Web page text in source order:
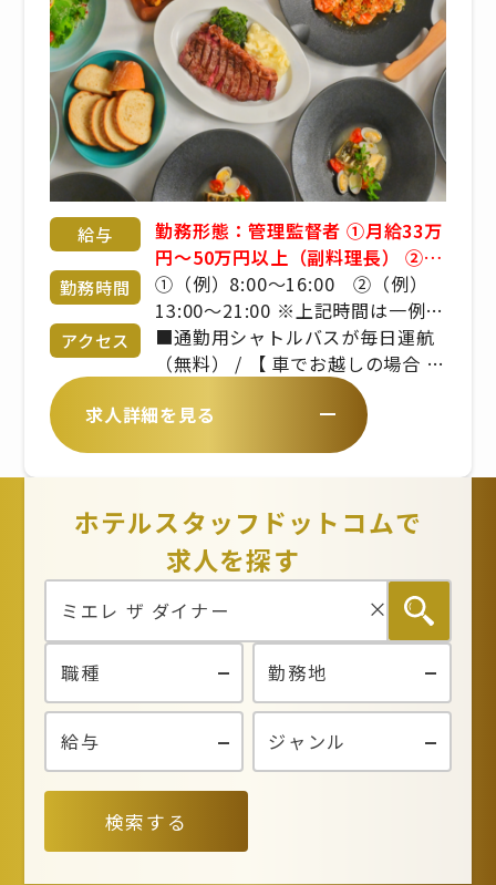
給与
勤務形態：管理監督者 ①月給33万
円～50万円以上（副料理長） ②月
給37.5万円～60万円以上（料理
長） ※料理長、副料理長の場合は
上記想定です。 ただしスキル・御
経験によってご提示額は変動致し
す。 ※詳細は備考欄をご覧くださ
勤務時間
①（例）8:00～16:00 ②（例）
13:00～21:00 ※上記時間は一例。
実働8時間、休憩1時間の勤務形
態。 ※曜日・日数・時間は変わる
をお願いする場合あり
アクセス
■通勤用シャトルバスが毎日運航
（無料） / 【 車でお越しの場合 】
/ ・淡路IC～中村まで約20分）【
バスでお越しの場合 】 / あわ神あ
わ姫バス「中村」から徒歩2分
求人詳細を見る
ホテルスタッフドットコムで
求人を探す
検索する